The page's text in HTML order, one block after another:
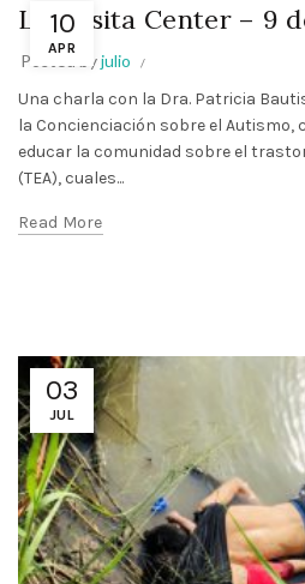
10
APR
La Casita Center – 9
Posted byjulio
Una charla con la Dra. Patricia
la Concienciación sobre el Autismo,
educar la comunidad sobre el
(TEA), cuales...
Read More
03
JUL